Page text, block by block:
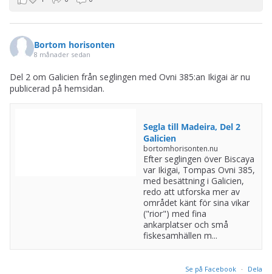
Bortom horisonten
8 månader sedan
Del 2 om Galicien från seglingen med Ovni 385:an Ikigai är nu
publicerad på hemsidan.
Segla till Madeira, Del 2
Galicien
bortomhorisonten.nu
Efter seglingen över Biscaya
var Ikigai, Tompas Ovni 385,
med besättning i Galicien,
redo att utforska mer av
området känt för sina vikar
("rior") med fina
ankarplatser och små
fiskesamhällen m...
Se på Facebook · Dela